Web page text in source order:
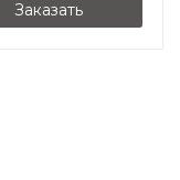
Заказать